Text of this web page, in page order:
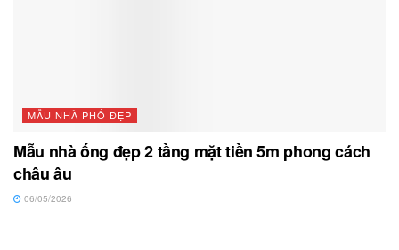
MẪU NHÀ PHỐ ĐẸP
Mẫu nhà ống đẹp 2 tầng mặt tiền 5m phong cách
châu âu
06/05/2026